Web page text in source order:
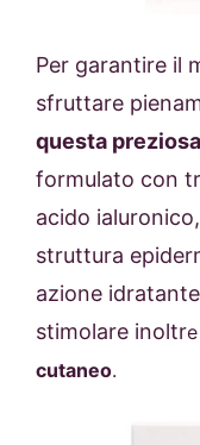
Per garantire il
sfruttare
questa
formulato con
acido
struttura
azione
stimolare inoltre
cutaneo.